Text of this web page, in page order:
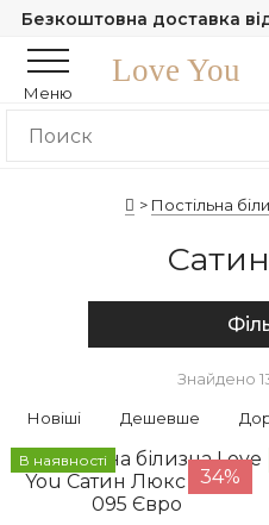
Безкоштовна доставка
Меню
Love You
Постільна
Знайдено
Новіші Дешевше
В наявності
34%